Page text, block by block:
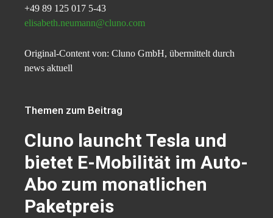
+49 89 125 017 5-43
elisabeth.neumann@cluno.com
Original-Content von: Cluno GmbH, übermittelt durch
news aktuell
Themen zum Beitrag
Cluno launcht Tesla und
bietet E-Mobilität im Auto-
Abo zum monatlichen
Paketpreis